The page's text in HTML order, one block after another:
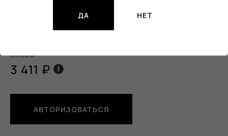
Изображения продукции могут отличаться от реального
3 790 ₽
3 411 ₽
АВТОРИЗОВАТЬСЯ
ДА НЕТ